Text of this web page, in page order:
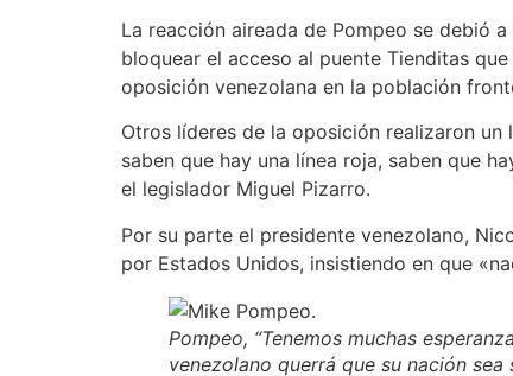
La reacción aireada de Pompeo se debió
bloquear el acceso al puente Tienditas
oposición venezolana en la población
Otros líderes de la oposición realizaron
saben que hay una línea roja, saben que
el legislador Miguel Pizarro.
Por su parte el presidente venezolano,
por Estados Unidos, insistiendo en que
Pompeo, “Tenemos muchas
venezolano querrá que su nación